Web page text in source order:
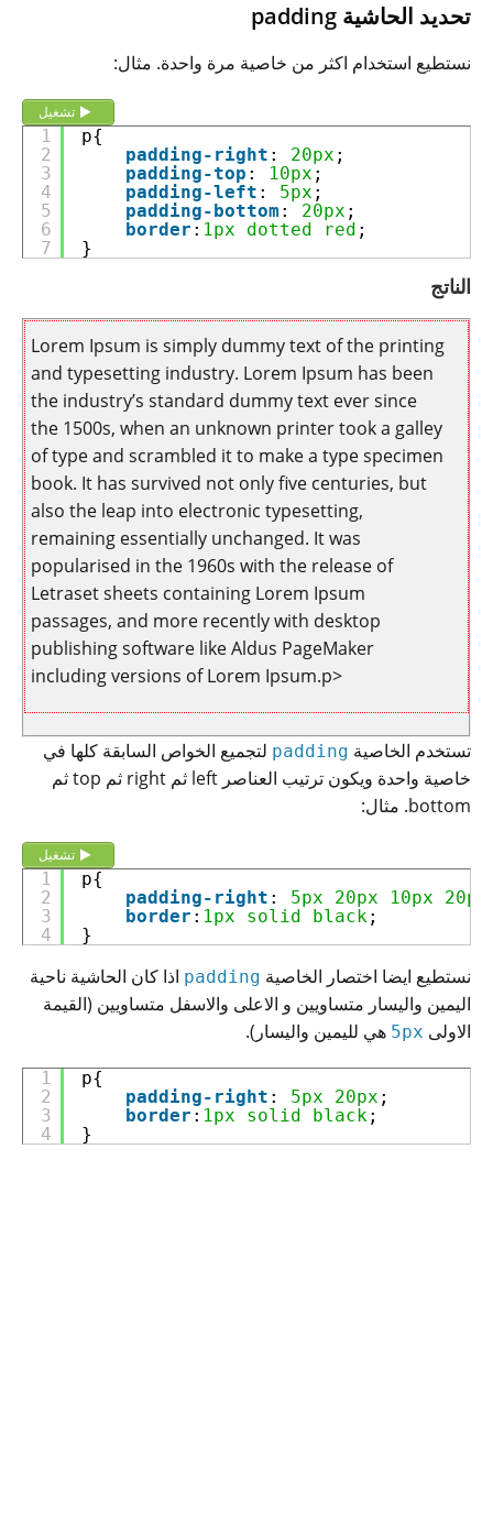
تحديد الحاشية padding
نستطيع استخدام اكثر من خاصية مرة واحدة. مثال:
تشغيل
1
2
3
4
5
6
7
p{
padding-right : 20px ;
padding-top : 10px ;
padding-left : 5px ;
padding-bottom : 20px ;
border : 1px dotted red ;
}
الناتج
Lorem Ipsum is simply dummy text of the printing
and typesetting industry. Lorem Ipsum has been
the industry’s standard dummy text ever since
the 1500s, when an unknown printer took a galley
of type and scrambled it to make a type specimen
book. It has survived not only five centuries, but
also the leap into electronic typesetting,
remaining essentially unchanged. It was
popularised in the 1960s with the release of
Letraset sheets containing Lorem Ipsum
passages, and more recently with desktop
publishing software like Aldus PageMaker
including versions of Lorem Ipsum.p>
تستخدم الخاصية padding لتجميع الخواص السابقة كلها في
خاصية واحدة ويكون ترتيب العناصر left ثم right ثم top ثم
bottom. مثال:
تشغيل
1
2
3
4
p{
padding-right : 5px 20px 10px 20px
border : 1px solid black;
}
نستطيع ايضا اختصار الخاصية padding اذا كان الحاشية ناحية
اليمين واليسار متساويين و الاعلى والاسفل متساويين (القيمة
الاولى 5px هي لليمين واليسار).
1
2
3
4
p{
padding-right : 5px 20px ;
border : 1px solid black;
}